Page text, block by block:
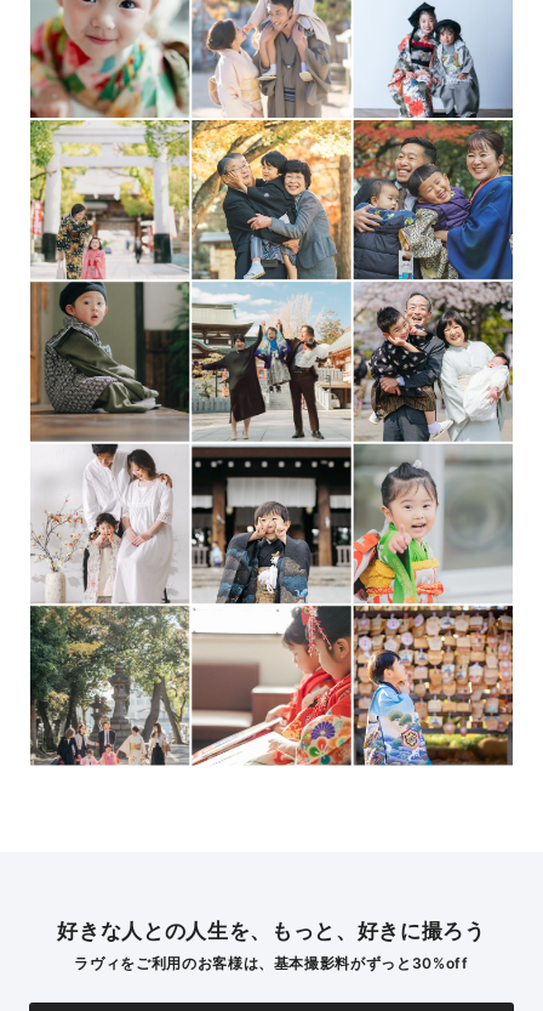
好きな人との人生を、もっと、好きに撮ろう
ラヴィをご利用のお客様は、基本撮影料がずっと30%off